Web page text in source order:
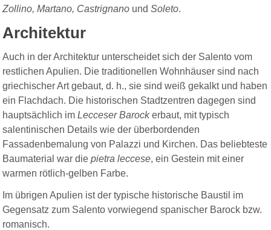
Zollino, Martano, Castrignano undSoleto.
Architektur
Auch in der Architektur unterscheidet sich der Salento vom
restlichen Apulien. Die traditionellen Wohnhäuser sind nach
griechischer Art gebaut, d. h., sie sind weiß gekalkt und haben
ein Flachdach. Die historischen Stadtzentren dagegen sind
hauptsächlich imLecceser Barockerbaut, mit typisch
salentinischen Details wie der überbordenden
Fassadenbemalung von Palazzi und Kirchen. Das beliebteste
Baumaterial war diepietra leccese, ein Gestein mit einer
warmen rötlich-gelben Farbe.
Im übrigen Apulien ist der typische historische Baustil im
Gegensatz zum Salento vorwiegend spanischer Barock bzw.
romanisch.